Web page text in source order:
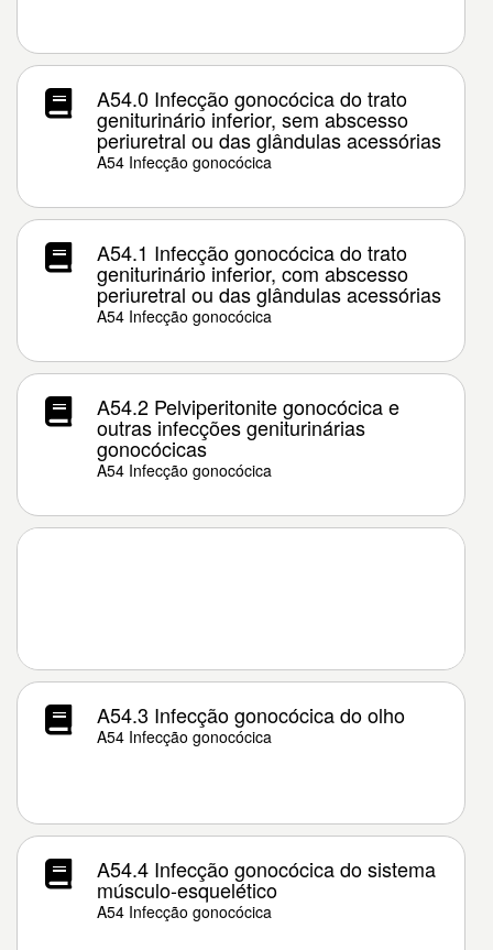
A54.0 Infecção gonocócica do trato
geniturinário inferior, sem abscesso
periuretral ou das glândulas acessórias
A54 Infecção gonocócica
A54.1 Infecção gonocócica do trato
geniturinário inferior, com abscesso
periuretral ou das glândulas acessórias
A54 Infecção gonocócica
A54.2 Pelviperitonite gonocócica e
outras infecções geniturinárias
gonocócicas
A54 Infecção gonocócica
A54.3 Infecção gonocócica do olho
A54 Infecção gonocócica
A54.4 Infecção gonocócica do sistema
músculo-esquelético
A54 Infecção gonocócica